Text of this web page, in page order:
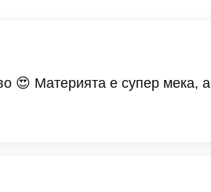
😍 Материята е супер мека, а